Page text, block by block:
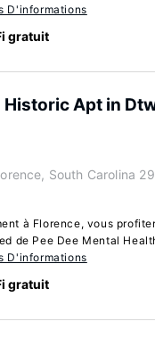
D'informations
gratuit
Historic Apt in
South Carolina
à Florence, vous
de Pee Dee Mental
D'informations
gratuit